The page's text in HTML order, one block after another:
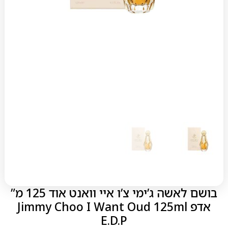
בושם לאשה ג’ימי צ’ו איי וואנט אוד 125 מ”
אדפ Jimmy Choo I Want Oud 125ml
E.D.P